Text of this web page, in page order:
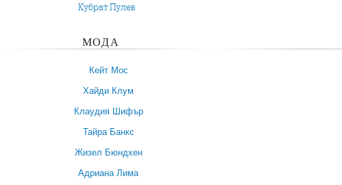
Кубрат Пулев
МОДА
Кейт Мос
Хайди Клум
Клаудия Шифър
Тайра Банкс
Жизел Бюндхен
Адриана Лима